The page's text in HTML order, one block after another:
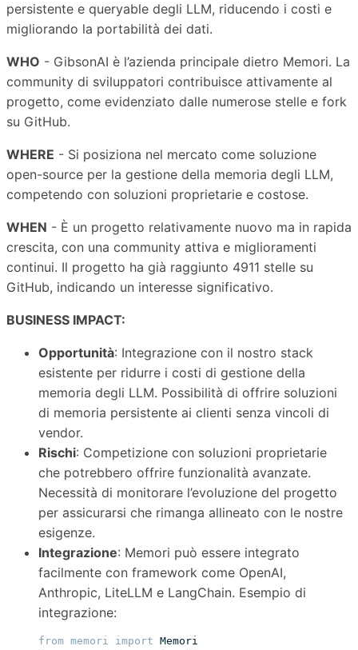
persistente e queryable degli LLM, riducendo i costi e
migliorando la portabilità dei dati.
WHO - GibsonAI è l’azienda principale dietro Memori. La
community di sviluppatori contribuisce attivamente al
progetto, come evidenziato dalle numerose stelle e fork
su GitHub.
WHERE - Si posiziona nel mercato come soluzione
open-source per la gestione della memoria degli LLM,
competendo con soluzioni proprietarie e costose.
WHEN - È un progetto relativamente nuovo ma in rapida
crescita, con una community attiva e miglioramenti
continui. Il progetto ha già raggiunto 4911 stelle su
GitHub, indicando un interesse significativo.
BUSINESS IMPACT:
Opportunità: Integrazione con il nostro stack
esistente per ridurre i costi di gestione della
memoria degli LLM. Possibilità di offrire soluzioni
di memoria persistente ai clienti senza vincoli di
vendor.
Rischi: Competizione con soluzioni proprietarie
che potrebbero offrire funzionalità avanzate.
Necessità di monitorare l’evoluzione del progetto
per assicurarsi che rimanga allineato con le nostre
esigenze.
Integrazione: Memori può essere integrato
facilmente con framework come OpenAI,
Anthropic, LiteLLM e LangChain. Esempio di
integrazione:
from memori import Memori